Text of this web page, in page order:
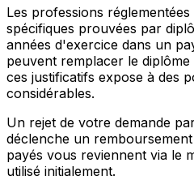
Les professions
spécifiques prouvées par
années d'exercice dans un
peuvent remplacer le
ces justificatifs expose à des
considérables.
Un rejet de votre demande
déclenche un
payés vous reviennent via le
utilisé initialement.